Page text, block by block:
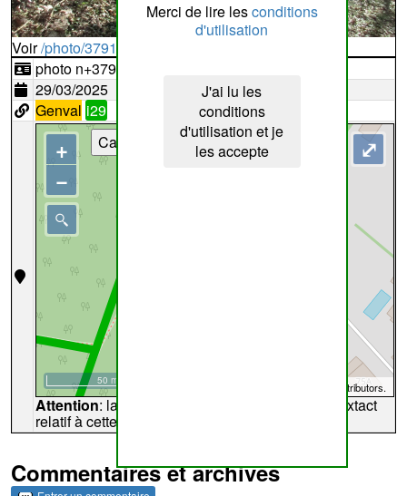
Merci de lire lesconditions
d'utilisation
J'ai lu les
conditions
d'utilisation et je
les accepte
Voir/photo/379192?typ=d
photo n+379192
29/03/2025
Genval i29
contributors.
50 m
+
−
⤢
Cartes
Attention: la carte peut ne pas refléter l'endroit extact
relatif à cette archive
Commentaires et archives